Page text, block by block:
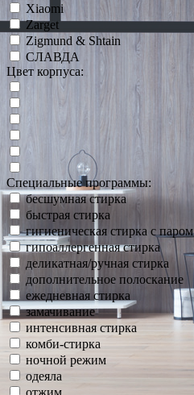
Xiaomi
Zarget
Zigmund & Shtain
СЛАВДА
Цвет корпуса:
Специальные программы:
бесшумная стирка
быстрая стирка
гигиеническая стирка с паром
гипоаллергенная стирка
деликатная/ручная стирка
дополнительное полоскание
ежедневная стирка
замачивание
интенсивная стирка
комби-стирка
ночной режим
одеяла
отжим